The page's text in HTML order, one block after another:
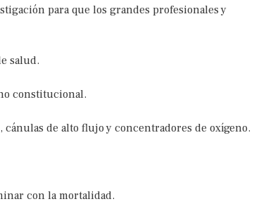
para que los grandes profesionales y
salud.
constitucional.
de alto flujo y concentradores de oxígeno.
con la mortalidad.